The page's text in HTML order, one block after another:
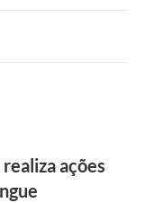
ações